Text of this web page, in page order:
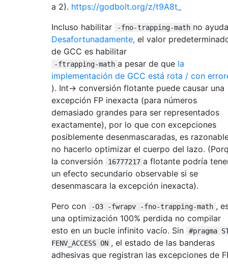
a 2). https://godbolt.org/z/t9A8t_
Incluso habilitar
-fno-trapping-math no
Desafortunadamente, el valor
de GCC es habilitar
-ftrapping-math a pesar de que la
implementación de GCC está rota / con
). Int-> conversión flotante puede causar una
excepción FP inexacta (para números
demasiado grandes para ser representados
exactamente), por lo que con excepciones
posiblemente desenmascaradas, es
no hacerlo optimizar el cuerpo del lazo.
la conversión
16777217 a flotante podría
un efecto secundario observable si se
desenmascara la excepción inexacta).
Pero con
-O3 -fwrapv -fno-trapping-math ,
una optimización 100% perdida no compilar
esto en un bucle infinito vacío. Sin
#pragma
FENV_ACCESS ON , el estado de las banderas
adhesivas que registran las excepciones de